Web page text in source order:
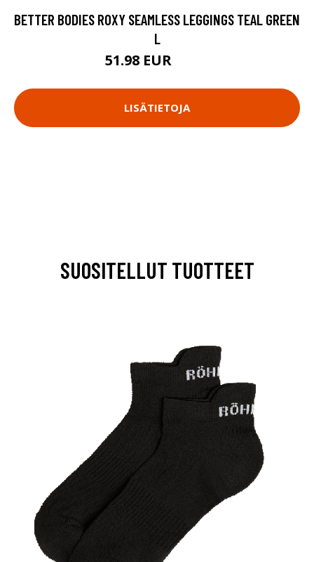
BETTER BODIES ROXY SEAMLESS LEGGINGS TEAL GREEN
L
51.98 EUR
LISÄTIETOJA
SUOSITELLUT TUOTTEET